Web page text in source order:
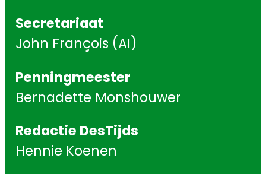
Secretariaat
John François (AI)
Penningmeester
Bernadette Monshouwer
Redactie DesTijds
Hennie Koenen